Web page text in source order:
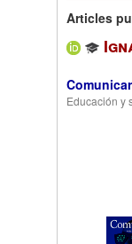
Articles
Educación y